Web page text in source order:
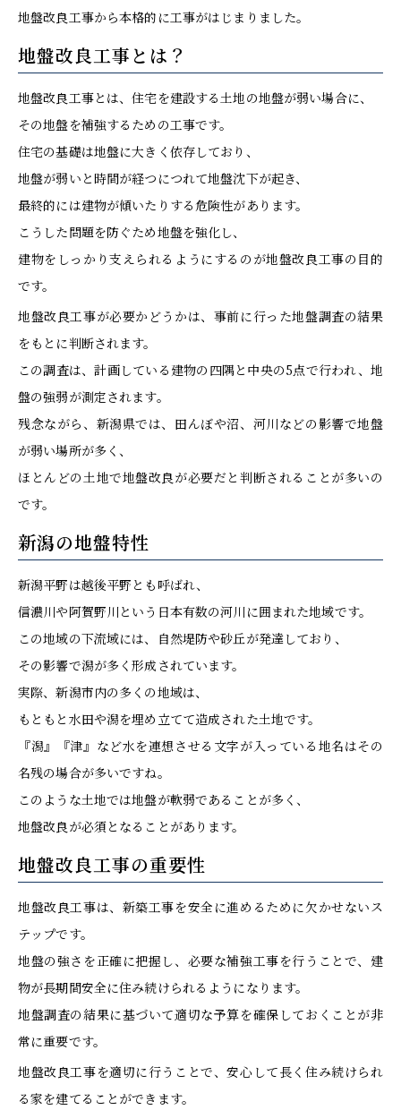
地盤改良工事から本格的に工事がはじまりました。
地盤改良工事とは？
地盤改良工事とは、住宅を建設する土地の地盤が弱い場合に、
その地盤を補強するための工事です。
住宅の基礎は地盤に大きく依存しており、
地盤が弱いと時間が経つにつれて地盤沈下が起き、
最終的には建物が傾いたりする危険性があります。
こうした問題を防ぐため地盤を強化し、
建物をしっかり支えられるようにするのが地盤改良工事の目的
です。
地盤改良工事が必要かどうかは、事前に行った地盤調査の結果
をもとに判断されます。
この調査は、計画している建物の四隅と中央の5点で行われ、地
盤の強弱が測定されます。
残念ながら、新潟県では、田んぼや沼、河川などの影響で地盤
が弱い場所が多く、
ほとんどの土地で地盤改良が必要だと判断されることが多いの
です。
新潟の地盤特性
新潟平野は越後平野とも呼ばれ、
信濃川や阿賀野川という日本有数の河川に囲まれた地域です。
この地域の下流域には、自然堤防や砂丘が発達しており、
その影響で潟が多く形成されています。
実際、新潟市内の多くの地域は、
もともと水田や潟を埋め立てて造成された土地です。
『潟』『津』など水を連想させる文字が入っている地名はその
名残の場合が多いですね。
このような土地では地盤が軟弱であることが多く、
地盤改良が必須となることがあります。
地盤改良工事の重要性
地盤改良工事は、新築工事を安全に進めるために欠かせないス
テップです。
地盤の強さを正確に把握し、必要な補強工事を行うことで、建
物が長期間安全に住み続けられるようになります。
地盤調査の結果に基づいて適切な予算を確保しておくことが非
常に重要です。
地盤改良工事を適切に行うことで、安心して長く住み続けられ
る家を建てることができます。